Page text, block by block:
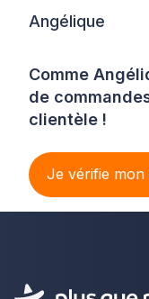
Comme
de
clientèle !
Je vérifie mon
Angélique